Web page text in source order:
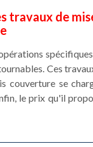
de
Ces
couverture se
le prix qu'il